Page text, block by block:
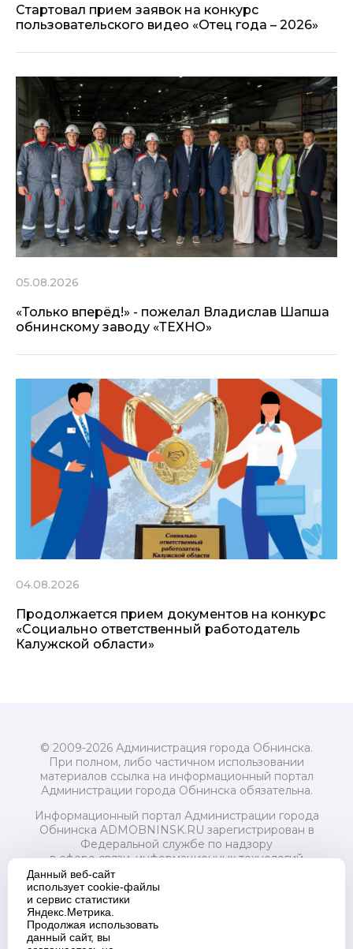
Стартовал прием заявок на конкурс
пользовательского видео «Отец года – 2026»
05.08.2026
«Только вперёд!» - пожелал Владислав Шапша
обнинскому заводу «ТЕХНО»
04.08.2026
Продолжается прием документов на конкурс
«Социально ответственный работодатель
Калужской области»
© 2009-2026 Администрация города Обнинска.
При полном, либо частичном использовании
материалов ссылка на информационный портал
Администрации города Обнинска обязательна.
Информационный портал Администрации города
Обнинска ADMOBNINSK.RU зарегистрирован в
Федеральной службе по надзору
в сфере связи, информационных технологий
и массовых коммуникаций (Роскомнадзор) 24 июля
2018 года.
Свидетельство о регистрации Эл № ФС77-73321
Учредитель: Администрация (исполнительно-
распорядительный орган) городского округа "Город
Данный веб-сайт
использует cookie-файлы
и сервис статистики
Яндекс.Метрика.
Продолжая использовать
данный сайт, вы